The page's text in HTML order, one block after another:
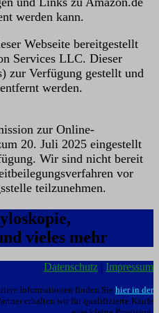
werden kann.
Webseite bereitgestellt
Services LLC. Dieser
zur Verfügung gestellt und
werden.
zur Online-
20. Juli 2025 eingestellt
Wir sind nicht bereit
vor
teilzunehmen.
vieles mehr
Datenschutz | Impressum
Informationen finden Sie hier in der
erhalten wir für qualifizierte Käufe